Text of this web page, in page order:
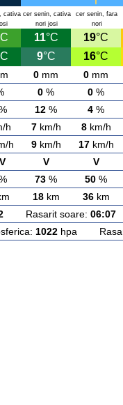
cativa cer senin, cativa
nori josi
cer senin, fara
nori
11°C 19°C
9°C 16°C
0 mm 0 mm
0 % 0 %
12 % 4 %
h 7km/h 8km/h
h 9km/h 17km/h
V V
73 % 50 %
18km 36km
Rasarit soare: 06:07
1022hpa